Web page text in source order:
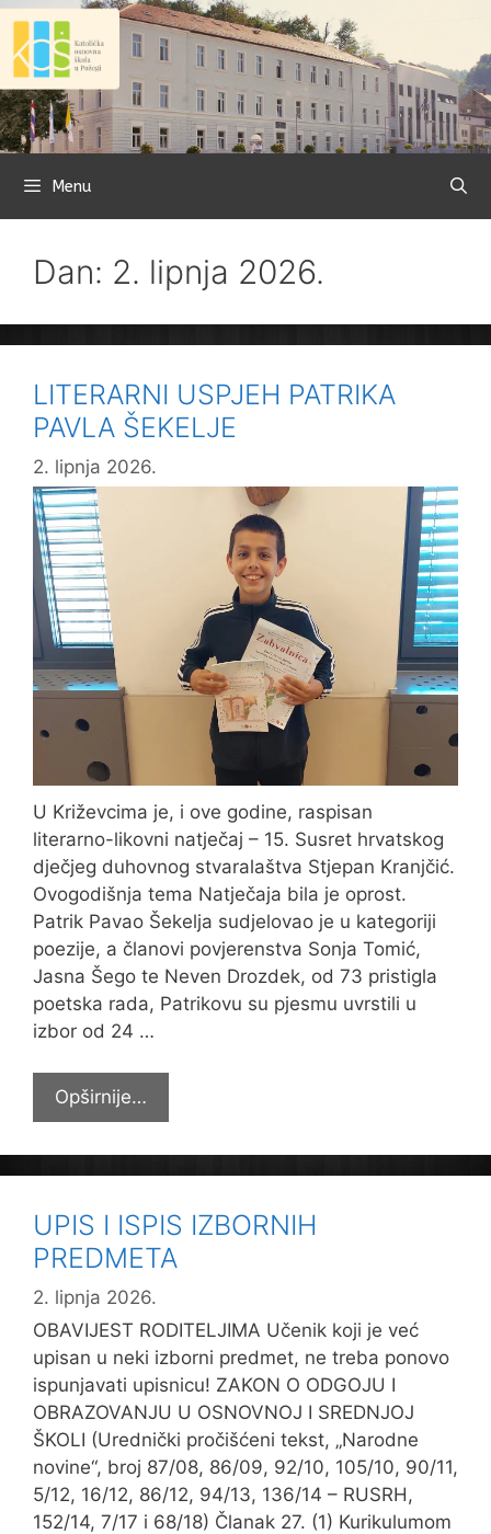
Preskoči
sadržaj
Menu
Dan: 2. lipnja 2026.
LITERARNI USPJEH PATRIKA
PAVLA ŠEKELJE
2. lipnja 2026.
U Križevcima je, i ove godine, raspisan
literarno-likovni natječaj – 15. Susret hrvatskog
dječjeg duhovnog stvaralaštva Stjepan Kranjčić.
Ovogodišnja tema Natječaja bila je oprost.
Patrik Pavao Šekelja sudjelovao je u kategoriji
poezije, a članovi povjerenstva Sonja Tomić,
Jasna Šego te Neven Drozdek, od 73 pristigla
poetska rada, Patrikovu su pjesmu uvrstili u
izbor od 24 …
Opširnije…
USPJEH
PATRIKA
PAVLA
UPIS I ISPIS IZBORNIH
PREDMETA
2. lipnja 2026.
OBAVIJEST RODITELJIMA Učenik koji je već
upisan u neki izborni predmet, ne treba ponovo
ispunjavati upisnicu! ZAKON O ODGOJU I
OBRAZOVANJU U OSNOVNOJ I SREDNJOJ
ŠKOLI (Urednički pročišćeni tekst, „Narodne
novine“, broj 87/08, 86/09, 92/10, 105/10, 90/11,
5/12, 16/12, 86/12, 94/13, 136/14 – RUSRH,
152/14, 7/17 i 68/18) Članak 27. (1) Kurikulumom